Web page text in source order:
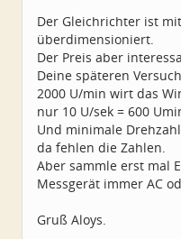
Der Gleichrichter ist
überdimensioniert.
Der Preis aber
Deine späteren
2000 U/min wirt das
nur 10 U/sek = 600
Und minimale
da fehlen die Zahlen.
Aber sammle erst mal
Messgerät immer AC
Gruß Aloys.